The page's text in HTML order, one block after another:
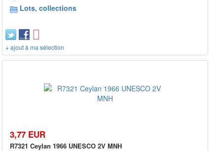
Lots, collections
+ ajout à ma sélection
3,77 EUR
R7321 Ceylan 1966 UNESCO 2V MNH